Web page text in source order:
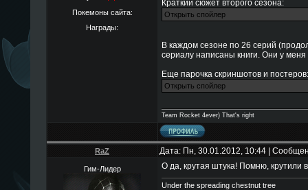
Покемоны сайта:
Награды:
Краткий сюжет второго сезона:
В каждом сезоне по 26 серий
сериалу написаны книги. Они у меня
Еще парочка скриншотов и постеров:
Team Rocket 4ever) That's right
RaZ Дата: Пн, 30.01.2012, 10:44 |
Гим-Лидер О да, крутая штука! Помню, крутили
Under the spreading chestnut tree